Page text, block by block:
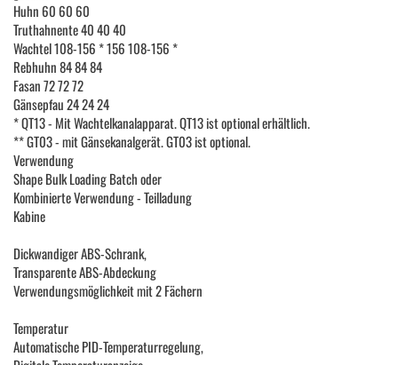
Huhn 60 60 60
Truthahnente 40 40 40
Wachtel 108-156 * 156 108-156 *
Rebhuhn 84 84 84
Fasan 72 72 72
Gänsepfau 24 24 24
* QT13 - Mit Wachtelkanalapparat. QT13 ist optional erhältlich.
** GT03 - mit Gänsekanalgerät. GT03 ist optional.
Verwendung
Shape Bulk Loading Batch oder
Kombinierte Verwendung - Teilladung
Kabine
Dickwandiger ABS-Schrank,
Transparente ABS-Abdeckung
Verwendungsmöglichkeit mit 2 Fächern
Temperatur
Automatische PID-Temperaturregelung,